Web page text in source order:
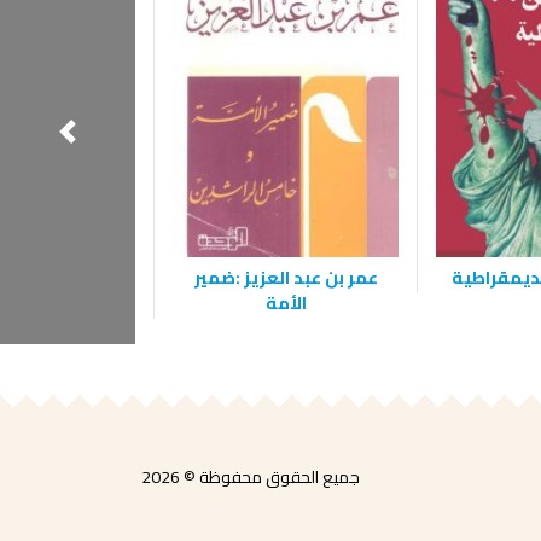
عمر بن عبد العزيز :ضمير
الأمة
جميع الحقوق محفوظة © 2026